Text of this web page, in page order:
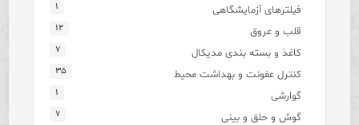
فیلترهای آزمایشگاهی ۱
قلب و عروق ۱۲
کاغذ و بسته بندی مدیکال ۷
کنترل عفونت و بهداشت محیط ۳۵
گوارشی ۱
گوش و حلق و بینی ۷